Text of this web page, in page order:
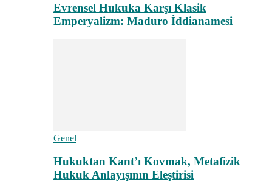
Evrensel Hukuka Karşı Klasik
Emperyalizm: Maduro İddianamesi
Genel
Hukuktan Kant’ı Kovmak, Metafizik
Hukuk Anlayışının Eleştirisi